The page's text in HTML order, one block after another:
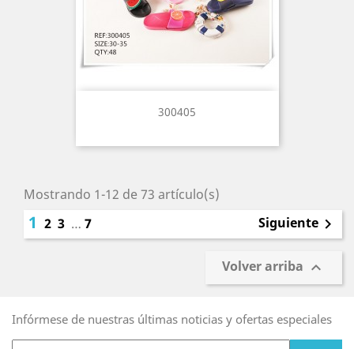
300405
Mostrando 1-12 de 73 artículo(s)
1 2 3 … 7 Siguiente 
Volver arriba 
Infórmese de nuestras últimas noticias y ofertas especiales